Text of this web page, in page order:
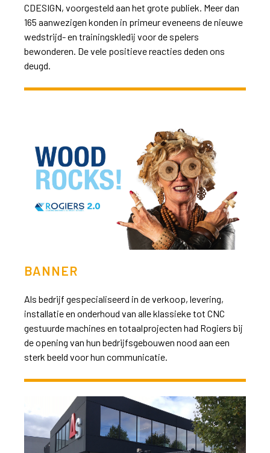
CDESIGN, voorgesteld aan het grote publiek. Meer dan
165 aanwezigen konden in primeur eveneens de nieuwe
wedstrijd- en trainingskledij voor de spelers
bewonderen. De vele positieve reacties deden ons
deugd.
>>
BANNER
Als bedrijf gespecialiseerd in de verkoop, levering,
installatie en onderhoud van alle klassieke tot CNC
gestuurde machines en totaalprojecten had Rogiers bij
de opening van hun bedrijfsgebouwen nood aan een
sterk beeld voor hun communicatie.